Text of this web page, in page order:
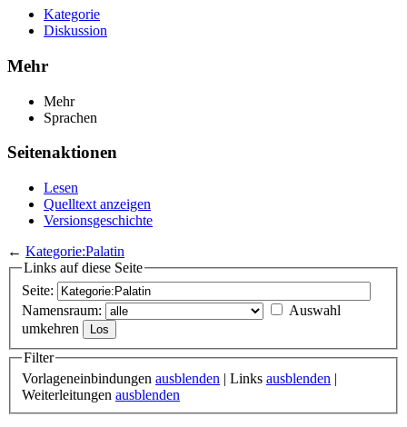
Kategorie
Diskussion
Mehr
Mehr
Sprachen
Seitenaktionen
Lesen
Quelltext anzeigen
Versionsgeschichte
← Kategorie:Palatin
Links auf diese Seite
Seite:
Namensraum:
Auswahl
umkehren
Filter
Vorlageneinbindungen ausblenden | Links ausblenden |
Weiterleitungen ausblenden